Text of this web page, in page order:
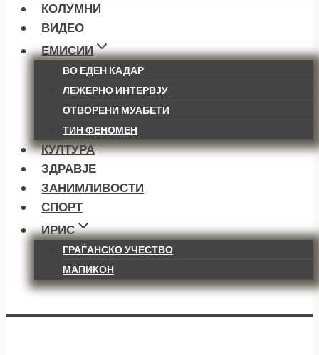
КОЛУМНИ
ВИДЕО
ЕМИСИИ
ВО ЕДЕН КАДАР
ЛЕЖЕРНО ИНТЕРВЈУ
ОТВОРЕНИ МУАБЕТИ
ТИН ФЕНОМЕН
КУЛТУРА
ЗДРАВЈЕ
ЗАНИМЛИВОСТИ
СПОРТ
ИРИС
ГРАЃАНСКО УЧЕСТВО
МАПИКОН